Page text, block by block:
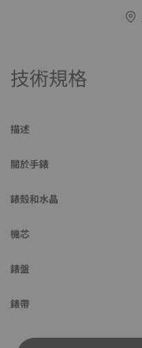
技術規格
描述
關於手錶
錶殼和水晶
機芯
錶盤
錶帶